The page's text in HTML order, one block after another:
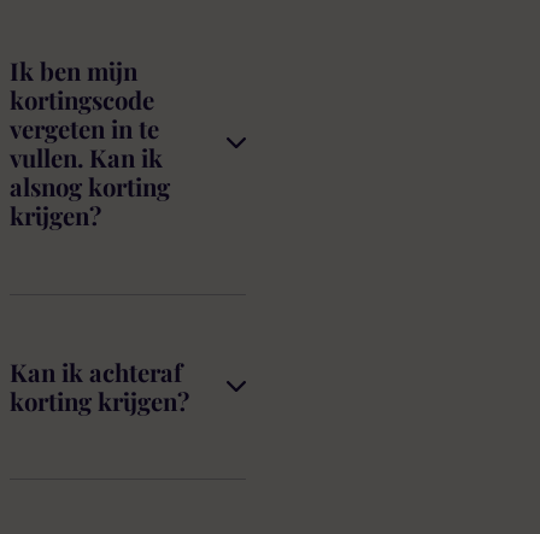
Ik ben mijn
kortingscode
vergeten in te
vullen. Kan ik
alsnog korting
krijgen?
Kan ik achteraf
korting krijgen?